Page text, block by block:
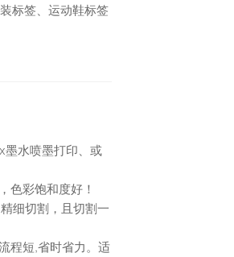
标签、运动鞋标签
墨水喷墨打印、或
色彩饱和度好！
细切割，且切割一
程短,省时省力。适